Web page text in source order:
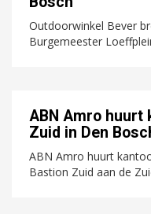
Outdoorwinkel Bever
Burgemeester
ABN Amro huurt
Zuid in Den
ABN Amro huurt
Bastion Zuid aan de